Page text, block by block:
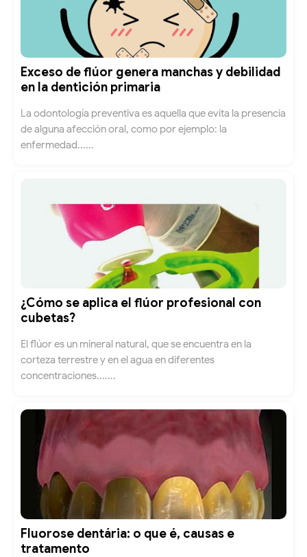
Exceso de flúor genera manchas y debilidad
en la dentición primaria
La odontología preventiva es aquella que evita la presencia
de alguna afección oral, como por ejemplo: la
enfermedad......
¿Cómo se aplica el flúor profesional con
cubetas?
El flúor es un mineral natural, que se encuentra en la
corteza terrestre y en el agua en diferentes
concentraciones.......
Fluorose dentária: o que é, causas e
tratamento